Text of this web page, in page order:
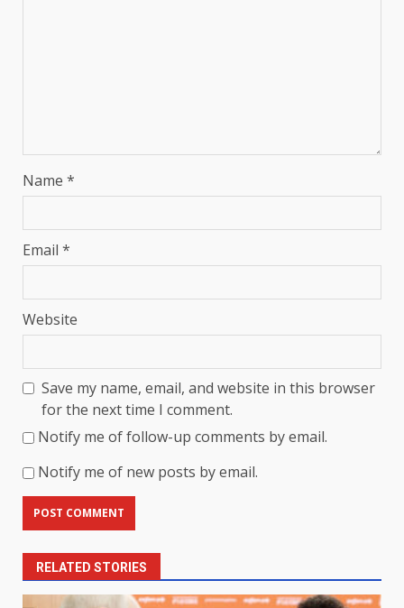
Name *
Email *
Website
Save my name, email, and website in this browser
for the next time I comment.
Notify me of follow-up comments by email.
Notify me of new posts by email.
RELATED STORIES